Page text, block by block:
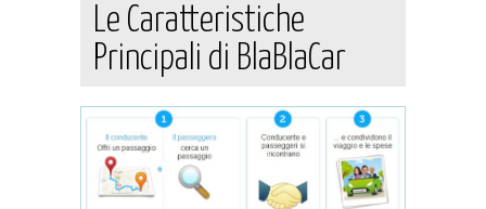
Le Caratteristiche
Principali di BlaBlaCar